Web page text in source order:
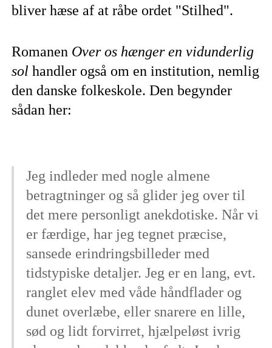
bliver hæse af at råbe ordet "Stilhed".
Romanen Over os hænger en vidunderlig
solhandler også om en institution, nemlig
den danske folkeskole. Den begynder
sådan her:
Jeg indleder med nogle almene
betragtninger og så glider jeg over til
det mere personligt anekdotiske. Når vi
er færdige, har jeg tegnet præcise,
sansede erindringsbilleder med
tidstypiske detaljer. Jeg er en lang, evt.
ranglet elev med våde håndflader og
dunet overlæbe, eller snarere en lille,
sød og lidt forvirret, hjælpeløst ivrig